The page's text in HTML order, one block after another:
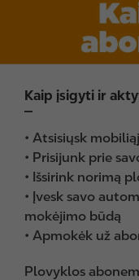
Kaip įsigyti ir
• Atsisiųsk
• Prisijunk prie
• Išsirink norimą
• Įvesk savo
mokėjimo būdą
• Apmokėk už
Plovyklos